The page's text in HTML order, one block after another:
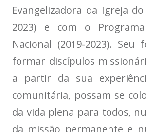
Evangelizadora da Igreja
2023) e com o
Nacional (2019-2023). Seu
formar discípulos
a partir da sua
comunitária, possam se
da vida plena para todos,
da missão permanente e